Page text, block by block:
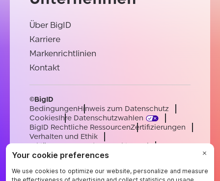
Über BigID
Karriere
Markenrichtlinien
Kontakt
©BigID
BedingungenHinweis zum Datenschutz
CookiesIhre Datenschutzwahlen
BigID Rechtliche RessourcenZertifizierungen
Verhalten und Ethik
Erklärung zur modernen Sklaverei
Unterauftragsverarbeiter
EnglishGermanFrenchSpanishPortuguese